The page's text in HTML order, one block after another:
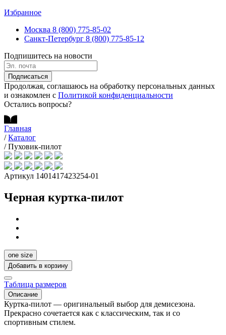
Избранное
Москва 8 (800) 775-85-02
Санкт-Петербург 8 (800) 775-85-12
Подпишитесь на новости
Подписаться
Продолжая, соглашаюсь на обработку персональных данных
и ознакомлен с Политикой конфиденциальности
Остались вопросы?
Главная
/ Каталог
/ Пуховик-пилот
Артикул 1401417423254-01
Черная куртка-пилот
one size
Добавить в корзину
Таблица размеров
Описание
Куртка-пилот — оригинальный выбор для демисезона.
Прекрасно сочетается как с классическим, так и со
спортивным стилем.